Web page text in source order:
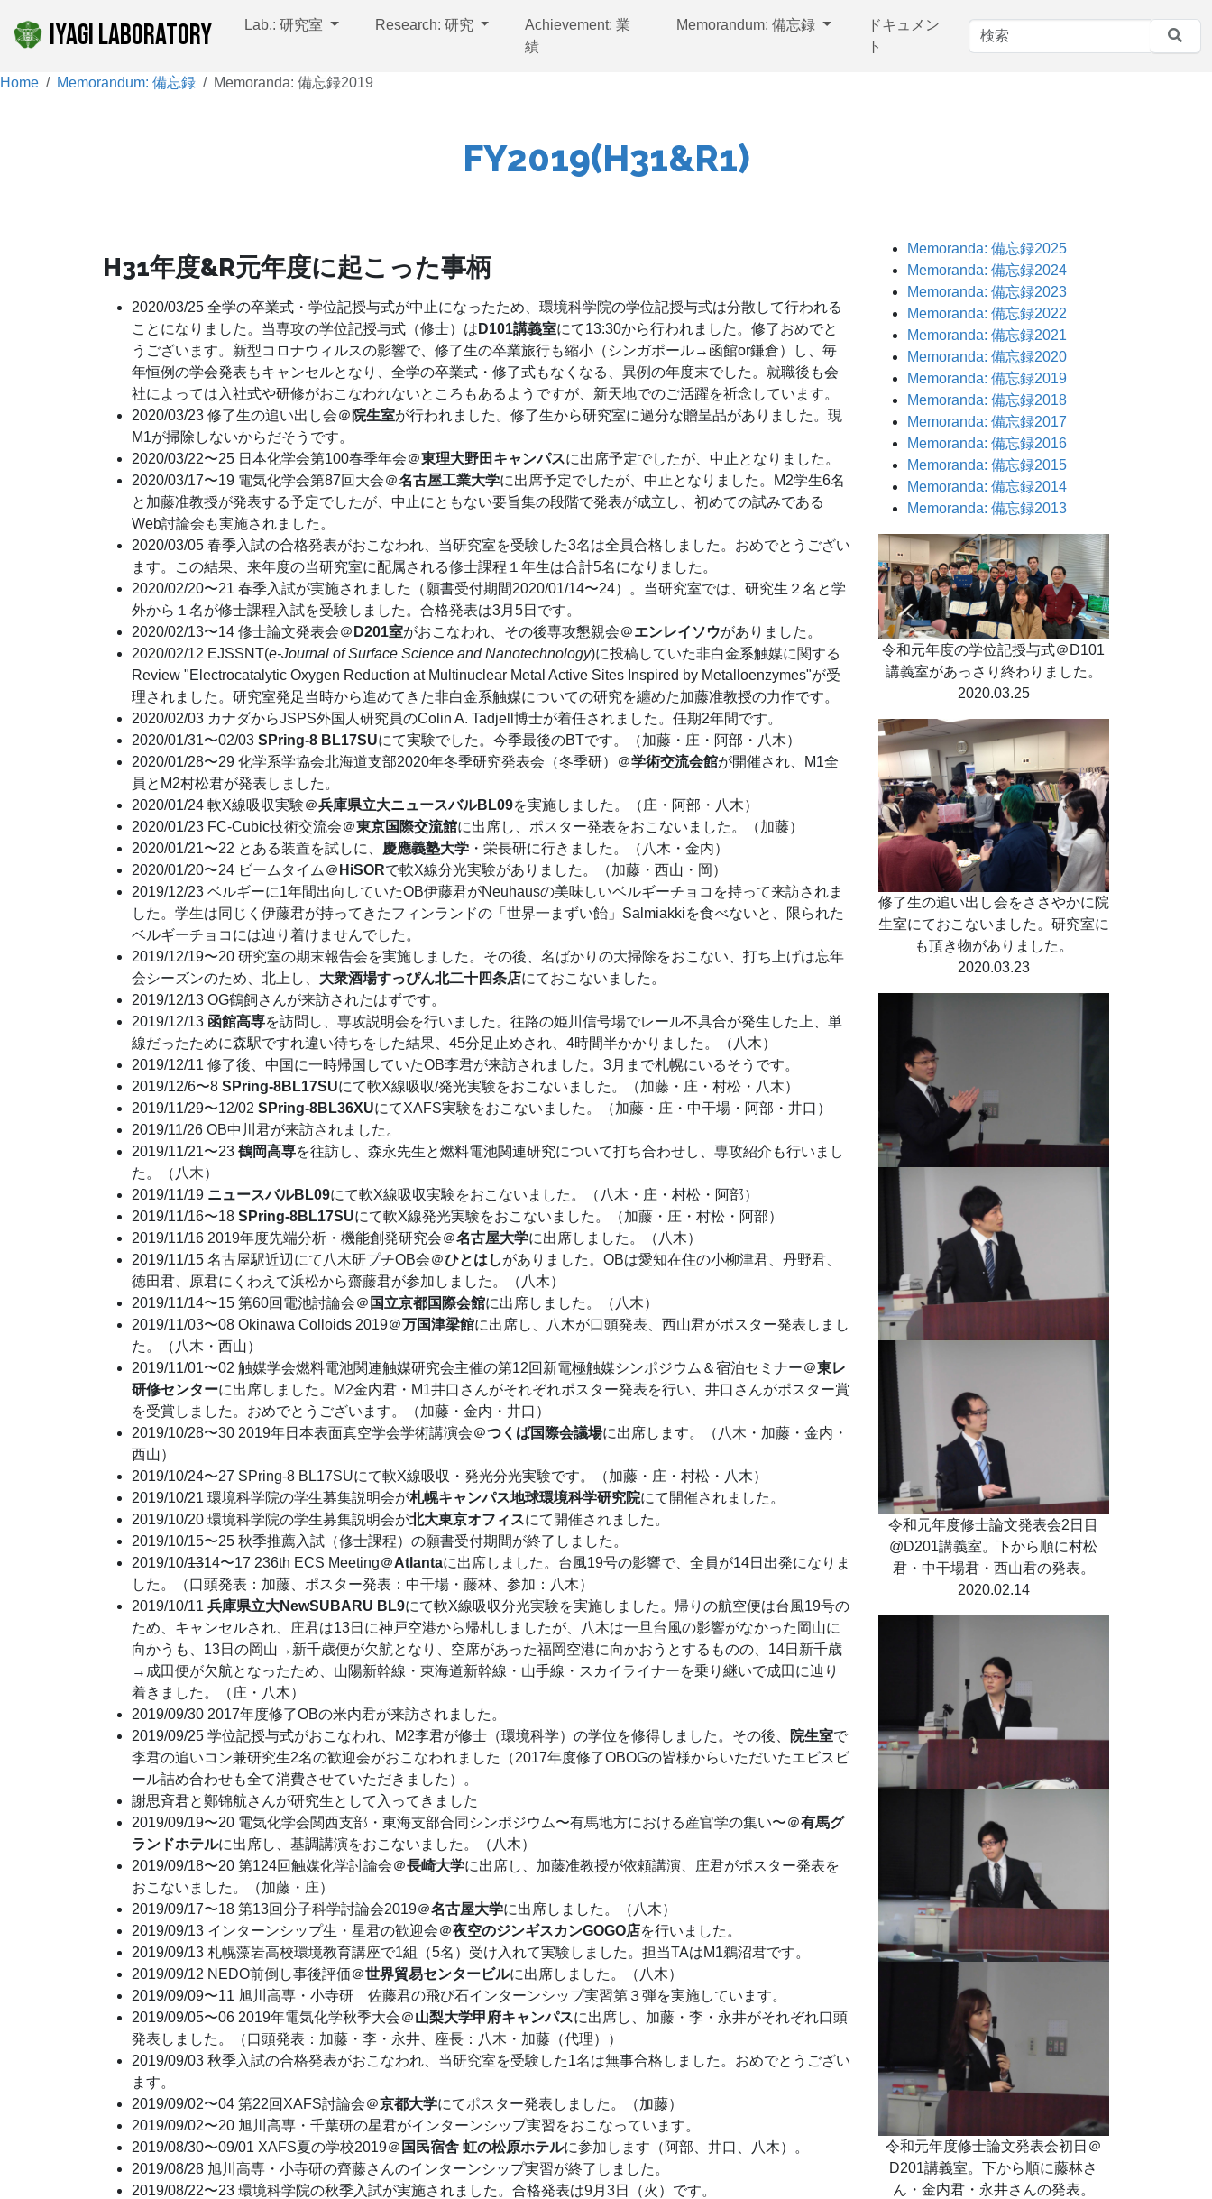
IYAGI LABORATORY Lab.: 研究室 Research: 研究
Achievement: 業
績
Memorandum: 備忘録
ドキュメン
ト
Home Memorandum: 備忘録 Memoranda: 備忘録2019
FY2019(H31&R1)
H31年度&R元年度に起こった事柄
2020/03/25 全学の卒業式・学位記授与式が中止になったため、環境科学院の学位記授与式は分散して行われる
ことになりました。当専攻の学位記授与式（修士）は D101講義室にて13:30から行われました。修了おめでと
うございます。新型コロナウィルスの影響で、修了生の卒業旅行も縮小（シンガポール→函館or鎌倉）し、毎
年恒例の学会発表もキャンセルとなり、全学の卒業式・修了式もなくなる、異例の年度末でした。就職後も会
社によっては入社式や研修がおこなわれないところもあるようですが、新天地でのご活躍を祈念しています。
2020/03/23 修了生の追い出し会＠ 院生室が行われました。修了生から研究室に過分な贈呈品がありました。現
M1が掃除しないからだそうです。
2020/03/22〜25 日本化学会第100春季年会＠東理大野田キャンパスに出席予定でしたが、中止となりました。
2020/03/17〜19 電気化学会第87回大会＠名古屋工業大学に出席予定でしたが、中止となりました。M2学生6名
と加藤准教授が発表する予定でしたが、中止にともない要旨集の段階で発表が成立し、初めての試みである
Web討論会も実施されました。
2020/03/05 春季入試の合格発表がおこなわれ、当研究室を受験した3名は全員合格しました。おめでとうござい
ます。この結果、来年度の当研究室に配属される修士課程１年生は合計5名になりました。
2020/02/20〜21 春季入試が実施されました（願書受付期間2020/01/14〜24）。当研究室では、研究生２名と学
外から１名が修士課程入試を受験しました。合格発表は3月5日です。
2020/02/13〜14 修士論文発表会＠ D201室がおこなわれ、その後専攻懇親会＠エンレイソウがありました。
2020/02/12 EJSSNT(e-Journal of Surface Science and Nanotechnology)に投稿していた非白金系触媒に関する
Review "Electrocatalytic Oxygen Reduction at Multinuclear Metal Active Sites Inspired by Metalloenzymes"が受
理されました。研究室発足当時から進めてきた非白金系触媒についての研究を纏めた加藤准教授の力作です。
2020/02/03 カナダからJSPS外国人研究員のColin A. Tadjell博士が着任されました。任期2年間です。
2020/01/31〜02/03 SPring-8 BL17SUにて実験でした。今季最後のBTです。（加藤・庄・阿部・八木）
2020/01/28〜29 化学系学協会北海道支部2020年冬季研究発表会（冬季研）＠学術交流会館が開催され、M1全
員とM2村松君が発表しました。
2020/01/24 軟X線吸収実験＠兵庫県立大ニュースバルBL09を実施しました。（庄・阿部・八木）
2020/01/23 FC-Cubic技術交流会＠東京国際交流館に出席し、ポスター発表をおこないました。（加藤）
2020/01/21〜22 とある装置を試しに、
慶應義塾大学 ・栄長研に行きました。（八木・金内）
2020/01/20〜24 ビームタイム＠ HiSORで軟X線分光実験がありました。（加藤・西山・岡）
2019/12/23 ベルギーに1年間出向していたOB伊藤君がNeuhausの美味しいベルギーチョコを持って来訪されま
した。学生は同じく伊藤君が持ってきたフィンランドの「世界一まずい飴」Salmiakkiを食べないと、限られた
ベルギーチョコには辿り着けませんでした。
2019/12/19〜20 研究室の期末報告会を実施しました。その後、名ばかりの大掃除をおこない、打ち上げは忘年
会シーズンのため、北上し、 大衆酒場すっぴん北二十四条店にておこないました。
2019/12/13 OG鶴飼さんが来訪されたはずです。
2019/12/13 函館高専を訪問し、専攻説明会を行いました。往路の姫川信号場でレール不具合が発生した上、単
線だったために森駅ですれ違い待ちをした結果、45分足止めされ、4時間半かかりました。（八木）
2019/12/11 修了後、中国に一時帰国していたOB李君が来訪されました。3月まで札幌にいるそうです。
2019/12/6〜8 SPring-8BL17SUにて軟X線吸収/発光実験をおこないました。（加藤・庄・村松・八木）
2019/11/29〜12/02 SPring-8BL36XUにてXAFS実験をおこないました。（加藤・庄・中干場・阿部・井口）
2019/11/26 OB中川君が来訪されました。
2019/11/21〜23 鶴岡高専を往訪し、森永先生と燃料電池関連研究について打ち合わせし、専攻紹介も行いまし
た。（八木）
2019/11/19 ニュースバルBL09にて軟X線吸収実験をおこないました。（八木・庄・村松・阿部）
2019/11/16〜18 SPring-8BL17SUにて軟X線発光実験をおこないました。（加藤・庄・村松・阿部）
2019/11/16 2019年度先端分析・機能創発研究会＠名古屋大学に出席しました。（八木）
2019/11/15 名古屋駅近辺にて八木研プチOB会＠ひとはしがありました。OBは愛知在住の小柳津君、丹野君、
徳田君、原君にくわえて浜松から齋藤君が参加しました。（八木）
2019/11/14〜15 第60回電池討論会＠ 国立京都国際会館に出席しました。（八木）
2019/11/03〜08 Okinawa Colloids 2019＠万国津梁館に出席し、八木が口頭発表、西山君がポスター発表しまし
た。（八木・西山）
2019/11/01〜02 触媒学会燃料電池関連触媒研究会主催の第12回新電極触媒シンポジウム＆宿泊セミナー＠東レ
研修センターに出席しました。M2金内君・M1井口さんがそれぞれポスター発表を行い、井口さんがポスター賞
を受賞しました。おめでとうございます。（加藤・金内・井口）
2019/10/28〜30 2019年日本表面真空学会学術講演会＠つくば国際会議場に出席します。（八木・加藤・金内・
西山）
2019/10/24〜27 SPring-8 BL17SUにて軟X線吸収・発光分光実験です。（加藤・庄・村松・八木）
2019/10/21 環境科学院の学生募集説明会が札幌キャンパス地球環境科学研究院にて開催されました。
2019/10/20 環境科学院の学生募集説明会が北大東京オフィスにて開催されました。
2019/10/15〜25 秋季推薦入試（修士課程）の願書受付期間が終了しました。
2019/10/1314〜17 236th ECS Meeting＠Atlantaに出席しました。台風19号の影響で、全員が14日出発になりま
した。（口頭発表：加藤、ポスター発表：中干場・藤林、参加：八木）
2019/10/11 兵庫県立大NewSUBARU BL9にて軟X線吸収分光実験を実施しました。帰りの航空便は台風19号の
ため、キャンセルされ、庄君は13日に神戸空港から帰札しましたが、八木は一旦台風の影響がなかった岡山に
向かうも、13日の岡山→新千歳便が欠航となり、空席があった福岡空港に向かおうとするものの、14日新千歳
→成田便が欠航となったため、山陽新幹線・東海道新幹線・山手線・スカイライナーを乗り継いで成田に辿り
着きました。（庄・八木）
2019/09/30 2017年度修了OBの米内君が来訪されました。
2019/09/25 学位記授与式がおこなわれ、M2李君が修士（環境科学）の学位を修得しました。その後、
院生室で
李君の追いコン兼研究生2名の歓迎会がおこなわれました（2017年度修了OBOGの皆様からいただいたエビスビ
ール詰め合わせも全て消費させていただきました）。
謝思斉君と鄭锦航さんが研究生として入ってきました
2019/09/19〜20 電気化学会関西支部・東海支部合同シンポジウム〜有馬地方における産官学の集い〜＠有馬グ
ランドホテルに出席し、基調講演をおこないました。（八木）
2019/09/18〜20 第124回触媒化学討論会＠長崎大学に出席し、加藤准教授が依頼講演、庄君がポスター発表を
おこないました。（加藤・庄）
2019/09/17〜18 第13回分子科学討論会2019＠名古屋大学に出席しました。（八木）
2019/09/13 インターンシップ生・星君の歓迎会＠夜空のジンギスカンGOGO店を行いました。
2019/09/13 札幌藻岩高校環境教育講座で1組（5名）受け入れて実験しました。担当TAはM1鵜沼君です。
2019/09/12 NEDO前倒し事後評価＠世界貿易センタービルに出席しました。（八木）
2019/09/09〜11 旭川高専・小寺研 佐藤君の飛び石インターンシップ実習第３弾を実施しています。
2019/09/05〜06 2019年電気化学秋季大会＠山梨大学甲府キャンパスに出席し、加藤・李・永井がそれぞれ口頭
発表しました。（口頭発表：加藤・李・永井、座長：八木・加藤（代理））
2019/09/03 秋季入試の合格発表がおこなわれ、当研究室を受験した1名は無事合格しました。おめでとうござい
ます。
2019/09/02〜04 第22回XAFS討論会＠京都大学にてポスター発表しました。（加藤）
2019/09/02〜20 旭川高専・千葉研の星君がインターンシップ実習をおこなっています。
2019/08/30〜09/01 XAFS夏の学校2019＠ 国民宿舎 虹の松原ホテルに参加します（阿部、井口、八木）。
2019/08/28 旭川高専・小寺研の齊藤さんのインターンシップ実習が終了しました。
2019/08/22〜23 環境科学院の秋季入試が実施されました。合格発表は9月3日（火）です。
Memoranda: 備忘録2025
Memoranda: 備忘録2024
Memoranda: 備忘録2023
Memoranda: 備忘録2022
Memoranda: 備忘録2021
Memoranda: 備忘録2020
Memoranda: 備忘録2019
Memoranda: 備忘録2018
Memoranda: 備忘録2017
Memoranda: 備忘録2016
Memoranda: 備忘録2015
Memoranda: 備忘録2014
Memoranda: 備忘録2013
令和元年度の学位記授与式＠D101
講義室があっさり終わりました。
2020.03.25
修了生の追い出し会をささやかに院
生室にておこないました。研究室に
も頂き物がありました。
2020.03.23
令和元年度修士論文発表会2日目
@D201講義室。下から順に村松
君・中干場君・西山君の発表。
2020.02.14
令和元年度修士論文発表会初日＠
D201講義室。下から順に藤林さ
ん・金内君・永井さんの発表。